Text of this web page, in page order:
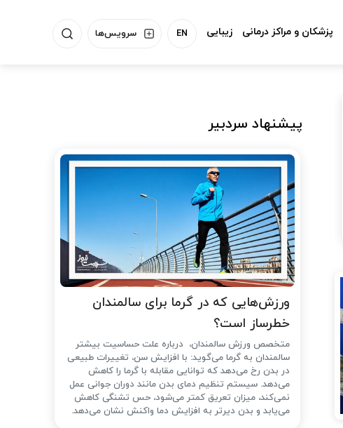
سرویس‌ها EN پزشکان و مراکز درمانی زیبایی
پیشنهاد سردبیر
ورزش‌هایی که در گرما برای سالمندان
خطرساز است؟
متخصص ورزش سالمندان، درباره علت حساسیت بیشتر
سالمندان به گرما می‌گوید: با افزایش سن، تغییرات طبیعی
در بدن رخ می‌دهد که توانایی مقابله با گرما را کاهش
می‌دهد. سیستم تنظیم دمای بدن مانند دوران جوانی عمل
نمی‌کند، میزان تعریق کمتر می‌شود، حس تشنگی کاهش
می‌یابد و بدن دیرتر به افزایش دما واکنش نشان می‌دهد.